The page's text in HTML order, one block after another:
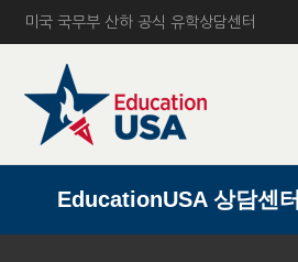
미국 국무부 산하 공식 유학상담센터
EducationUSA 상담센터